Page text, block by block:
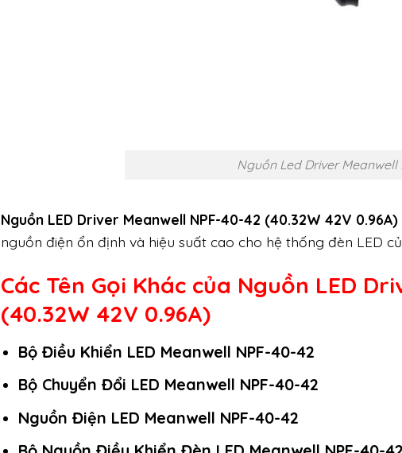
Nguồn Led Driver Meanwell
Nguồn LED Driver Meanwell NPF-40-42 (40.32W 42V 0.96A)
nguồn điện ổn định và hiệu suất cao cho hệ thống đèn LED
Các Tên Gọi Khác của Nguồn LED
(40.32W 42V 0.96A)
Bộ Điều Khiển LED Meanwell NPF-40-42
Bộ Chuyển Đổi LED Meanwell NPF-40-42
Nguồn Điện LED Meanwell NPF-40-42